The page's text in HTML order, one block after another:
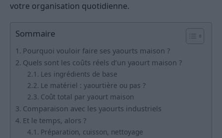
votre organisation quotidienne.
Sommaire
Pourquoi vouloir faire ses yaourts maison ?
Quels sont les coûts réels d’un yaourt maison ?
Les ingrédients de base
Le matériel : yaourtière ou pas ?
Coût total par yaourt maison
Comparaison avec les yaourts industriels
Et le temps, alors ?
Préparation, cuisson, nettoyage